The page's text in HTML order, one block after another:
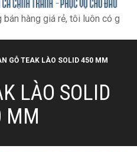
giá rẻ, tôi luôn có giá tốt nhất,
GỖ TEAK LÀO SOLID 450 MM
LÀO SOLID
MM